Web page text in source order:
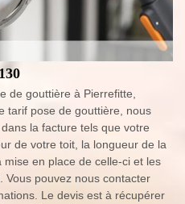
de gouttière à Pierrefitte,
tarif pose de gouttière, nous
la facture tels que votre
de votre toit, la longueur de la
en place de celle-ci et les
Vous pouvez nous contacter
Le devis est à récupérer